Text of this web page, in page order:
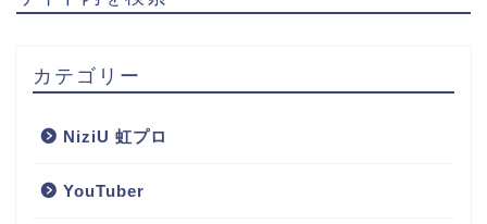
カテゴリー
NiziU 虹プロ
YouTuber